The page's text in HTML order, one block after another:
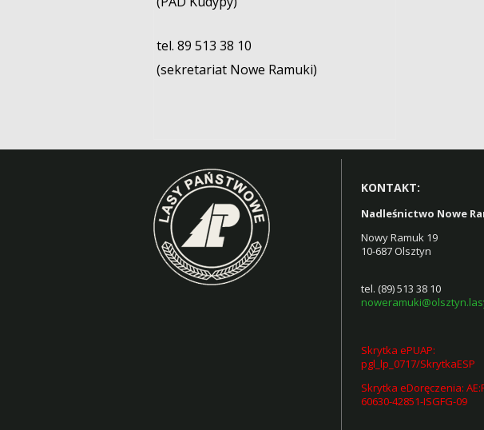
tel. 89 513 38 10
(sekretariat Nowe Ramuki)
KONTAKT:
Nadleśnictwo Nowe
Nowy Ramuk 19
10-687 Olsztyn
tel. (89) 513 38 10
Skrytka ePUAP:
pgl_lp_0717/SkrytkaESP
Skrytka eDoręczenia:
60630-42851-ISGFG-09